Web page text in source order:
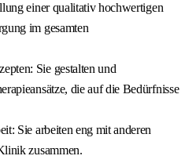
einer qualitativ hochwertigen
im gesamten
Sie gestalten und
die auf die Bedürfnisse
Sie arbeiten eng mit anderen
zusammen.